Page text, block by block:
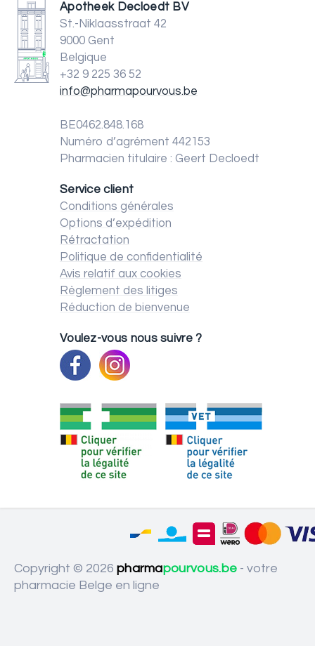
Apotheek Decloedt BV
St.-Niklaasstraat 42
9000 Gent
Belgique
+32 9 225 36 52
info@pharmapourvous.be
BE0462.848.168
Numéro d’agrément 442153
Pharmacien titulaire : Geert Decloedt
Service client
Conditions générales
Options d’expédition
Rétractation
Politique de confidentialité
Avis relatif aux cookies
Règlement des litiges
Réduction de bienvenue
Voulez-vous nous suivre ?
Copyright © 2026 pharmapourvous.be - votre
pharmacie Belge en ligne